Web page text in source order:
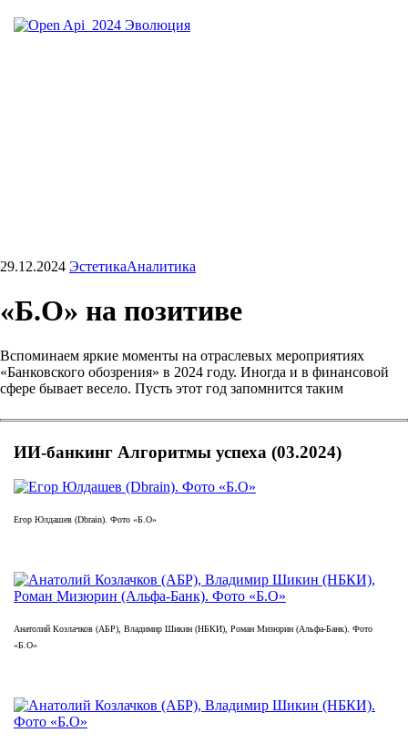
29.12.2024 ЭстетикаАналитика
«Б.О» на позитиве
Вспоминаем яркие моменты на отраслевых мероприятиях
«Банковского обозрения» в 2024 году. Иногда и в финансовой
сфере бывает весело. Пусть этот год запомнится таким
ИИ-банкинг Алгоритмы успеха (03.2024)
Егор Юлдашев (Dbrain). Фото «Б.О»
Анатолий Козлачков (АБР), Владимир Шикин (НБКИ), Роман Мизюрин (Альфа-Банк). Фото
«Б.О»